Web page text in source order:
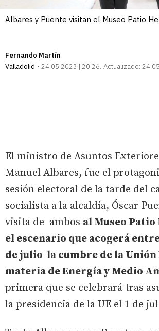
Albares y Puente visitan el Museo Patio
Fernando Martín
Valladolid
24.05.2023 | 20:26 Actualizado:
El ministro de Asuntos
Manuel Albares, fue el
sesión electoral de la tarde del
socialista a la alcaldía, Óscar
visita de ambos al Museo
el escenario que acogerá entre
de julio la cumbre de la Unión
materia de Energía y Medio
primera que se celebrará tras
la presidencia de la UE el 1 de